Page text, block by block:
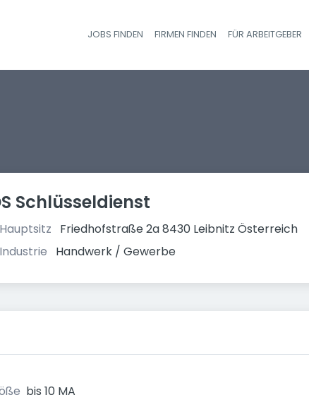
JOBS FINDEN FIRMEN FINDEN FÜR ARBEITGEBER
Schlüsseldienst
Hauptsitz
Friedhofstraße 2a 8430 Leibnitz Österreich
Industrie
Handwerk / Gewerbe
bis 10 MA